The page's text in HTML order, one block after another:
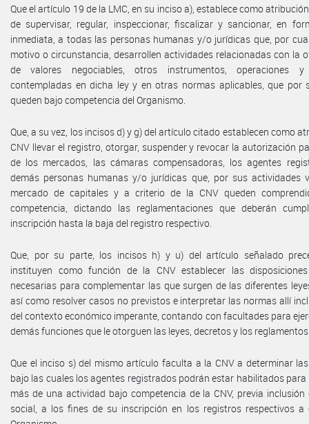
Que el artículo 19 de la LMC, en su inciso a), establece como
de supervisar, regular, inspeccionar, fiscalizar y sancionar, en
inmediata, a todas las personas humanas y/o jurídicas que, por
motivo o circunstancia, desarrollen actividades relacionadas con la
de valores negociables, otros instrumentos, operaciones y
contempladas en dicha ley y en otras normas aplicables, que por
queden bajo competencia del Organismo.
Que, a su vez, los incisos d) y g) del artículo citado establecen como
CNV llevar el registro, otorgar, suspender y revocar la autorización
de los mercados, las cámaras compensadoras, los agentes
demás personas humanas y/o jurídicas que, por sus actividades
mercado de capitales y a criterio de la CNV queden
competencia, dictando las reglamentaciones que deberán
inscripción hasta la baja del registro respectivo.
Que, por su parte, los incisos h) y u) del artículo señalado
instituyen como función de la CNV establecer las
necesarias para complementar las que surgen de las diferentes
así como resolver casos no previstos e interpretar las normas allí
del contexto económico imperante, contando con facultades para
demás funciones que le otorguen las leyes, decretos y los
Que el inciso s) del mismo artículo faculta a la CNV a determinar
bajo las cuales los agentes registrados podrán estar habilitados para
más de una actividad bajo competencia de la CNV, previa
social, a los fines de su inscripción en los registros respectivos